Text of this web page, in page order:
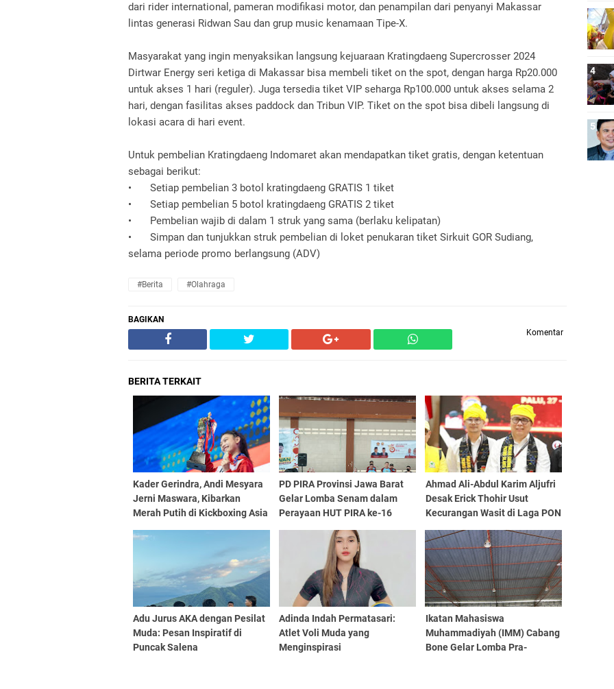
dari rider international, pameran modifikasi motor, dan penampilan dari penyanyi Makassar
lintas generasi Ridwan Sau dan grup music kenamaan Tipe-X.
Masyarakat yang ingin menyaksikan langsung kejuaraan Kratingdaeng Supercrosser 2024
Dirtwar Energy seri ketiga di Makassar bisa membeli tiket on the spot, dengan harga Rp20.000
untuk akses 1 hari (reguler). Juga tersedia tiket VIP seharga Rp100.000 untuk akses selama 2
hari, dengan fasilitas akses paddock dan Tribun VIP. Tiket on the spot bisa dibeli langsung di
lokasi acara di hari event.
Untuk pembelian Kratingdaeng Indomaret akan mendapatkan tiket gratis, dengan ketentuan
sebagai berikut:
•
Setiap pembelian 3 botol kratingdaeng GRATIS 1 tiket
•
Setiap pembelian 5 botol kratingdaeng GRATIS 2 tiket
•
Pembelian wajib di dalam 1 struk yang sama (berlaku kelipatan)
•
Simpan dan tunjukkan struk pembelian di loket penukaran tiket Sirkuit GOR Sudiang,
selama periode promo berlangsung (ADV)
#Berita #Olahraga
BAGIKAN
Komentar
BERITA TERKAIT
Kader Gerindra, Andi Mesyara
Jerni Maswara, Kibarkan
Merah Putih di Kickboxing Asia
PD PIRA Provinsi Jawa Barat
Gelar Lomba Senam dalam
Perayaan HUT PIRA ke-16
Ahmad Ali-Abdul Karim Aljufri
Desak Erick Thohir Usut
Kecurangan Wasit di Laga PON
Adu Jurus AKA dengan Pesilat
Muda: Pesan Inspiratif di
Puncak Salena
Adinda Indah Permatasari:
Atlet Voli Muda yang
Menginspirasi
Ikatan Mahasiswa
Muhammadiyah (IMM) Cabang
Bone Gelar Lomba Pra-